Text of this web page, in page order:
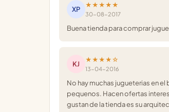
XP
★★★★★
30-08-2017
Buena tienda para comprar
KJ
★★★★☆
13-04-2016
No hay muchas jugueterias en
pequenos. Hacen ofertas
gustan de la tienda es su